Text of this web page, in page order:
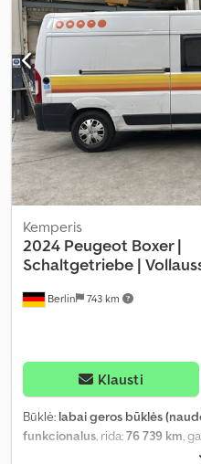
Berlin 743 km
Kemperis
2024 Peugeot Boxer |
Schaltgetriebe |
Klausti
Būklė: labai geros būklės
funkcionalus, rida:76 739 km,
, sėdimų vietų